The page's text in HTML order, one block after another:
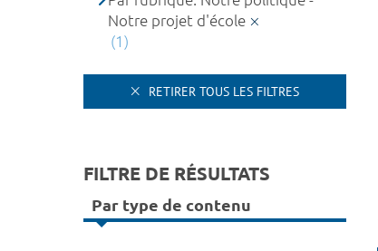
Notre projet d'école
(1)
RETIRER TOUS LES FILTRES
FILTRE DE RÉSULTATS
Par type de contenu